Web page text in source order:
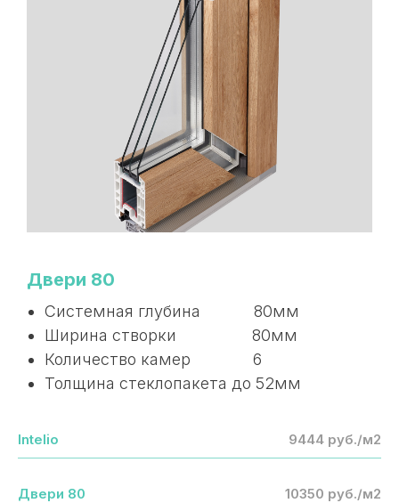
Двери 80
Системная глубина 80мм
Ширина створки 80мм
Количество камер 6
Толщина стеклопакета до 52мм
Intelio 9444 руб./м2
Двери 80 10350 руб./м2